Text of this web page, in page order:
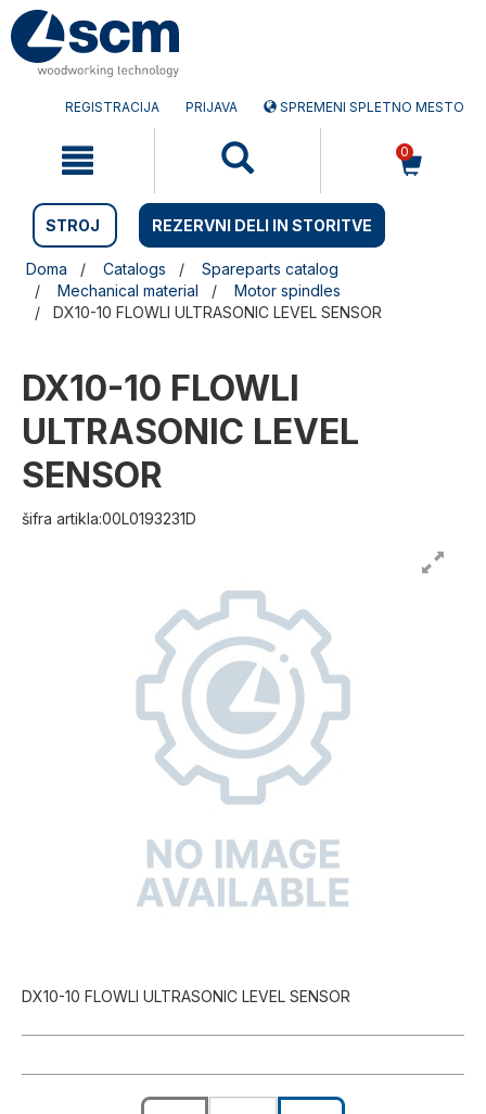
Preskočite
na
vsebino
Preskočite
na
navigacijski
REGISTRACIJA PRIJAVA SPREMENI SPLETNO MESTO
0
STROJ REZERVNI DELI IN STORITVE
Doma Catalogs
Spareparts catalog
Mechanical material
Motor spindles
DX10-10 FLOWLI ULTRASONIC LEVEL SENSOR
DX10-10 FLOWLI
ULTRASONIC LEVEL
SENSOR
šifra artikla:00L0193231D
DX10-10 FLOWLI ULTRASONIC LEVEL SENSOR